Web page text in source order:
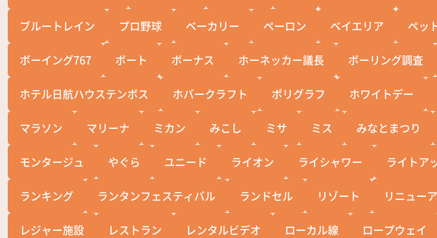
ブルートレイン プロ野球 ベーカリー ペーロン ベイエリア ペッ
ボーイング767 ボート ボーナス ホーネッカー議長 ボーリング調査
ホテル日航ハウステンボス ホバークラフト ポリグラフ ホワイトデー
マラソン マリーナ ミカン みこし ミサ ミス みなとまつり
モンタージュ やぐら ユニード ライオン ライシャワー ライトア
ランキング ランタンフェスティバル ランドセル リゾート リニュー
レジャー施設 レストラン レンタルビデオ ローカル線 ロープウェイ